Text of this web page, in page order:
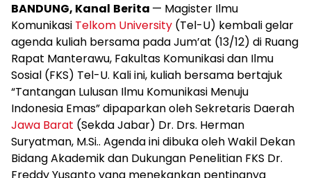
BANDUNG, Kanal Berita — Magister Ilmu
Komunikasi Telkom University (Tel-U) kembali gelar
agenda kuliah bersama pada Jum’at (13/12) di Ruang
Rapat Manterawu, Fakultas Komunikasi dan Ilmu
Sosial (FKS) Tel-U. Kali ini, kuliah bersama bertajuk
“Tantangan Lulusan Ilmu Komunikasi Menuju
Indonesia Emas” dipaparkan oleh Sekretaris Daerah
Jawa Barat (Sekda Jabar) Dr. Drs. Herman
Suryatman, M.Si.. Agenda ini dibuka oleh Wakil Dekan
Bidang Akademik dan Dukungan Penelitian FKS Dr.